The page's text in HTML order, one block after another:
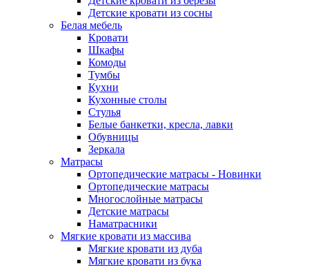
Детские кровати из сосны
Белая мебель
Кровати
Шкафы
Комоды
Тумбы
Кухни
Кухонные столы
Стулья
Белые банкетки, кресла, лавки
Обувницы
Зеркала
Матрасы
Ортопедические матрасы - Новинки
Ортопедические матрасы
Многослойные матрасы
Детские матрасы
Наматрасники
Мягкие кровати из массива
Мягкие кровати из дуба
Мягкие кровати из бука